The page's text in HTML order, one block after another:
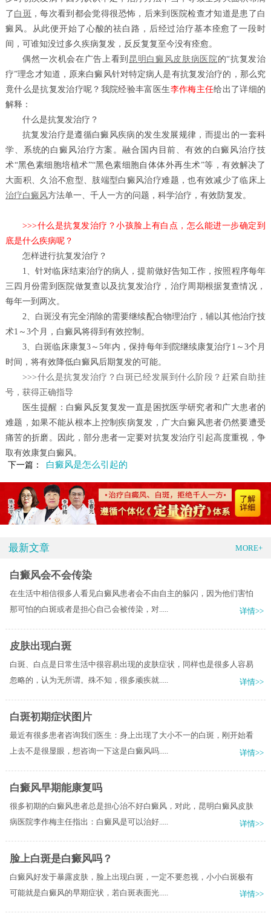
了 白斑 ，每次看到都会觉得很恐怖，后来到医院检查才知道是患了白
癜风。从此便开始了心酸的祛白路，后经过治疗基本痊愈了一段时
间，可谁知没过多久疾病复发，反反复复至今没有痊愈。
偶然一次机会在广告上看到 昆明白癜风皮肤病医院的“抗复发治
疗”理念才知道，原来白癜风针对特定病人是有抗复发治疗的，那么究
竟什么是抗复发治疗呢？我院经验丰富医生李作梅主任给出了详细的
解释：
什么是抗复发治疗？
抗复发治疗是遵循白癜风疾病的发生发展规律，而提出的一套科
学、系统的白癜风治疗方案。融合国内目前、有效的白癜风治疗技
术“黑色素细胞培植术”“黑色素细胞自体体外再生术”等，有效解决了
大面积、久治不愈型、肢端型白癜风治疗难题，也有效减少了临床上
治疗白癜风方法单一、千人一方的问题，科学治疗，有效防复发。
>>>什么是抗复发治疗？小孩脸上有白点，怎么能进一步确定到
底是什么疾病呢？
怎样进行抗复发治疗？
1、针对临床结束治疗的病人，提前做好告知工作，按照程序每年
三四月份需到医院做复查以及抗复发治疗，治疗周期根据复查情况，
每年一到两次。
2、白斑没有完全消除的需要继续配合物理治疗，辅以其他治疗技
术1～3个月，白癜风将得到有效控制。
3、白斑临床康复3～5年内，保持每年到院继续康复治疗1～3个月
时间，将有效降低白癜风后期复发的可能。
>>>什么是抗复发治疗？白斑已经发展到什么阶段？赶紧自助挂
号，获得正确指导
医生提醒： 白癜风反复复发一直是困扰医学研究者和广大患者的
难题，如果不能从根本上控制疾病复发，广大白癜风患者仍然要遭受
痛苦的折磨。因此，部分患者一定要对抗复发治疗引起高度重视，争
取有效康复白癜风。
下一篇：
白癜风是怎么引起的
最新文章 MORE+
白癜风会不会传染
在生活中相信很多人看见白癜风患者会不由自主的躲闪，因为他们害怕
那可怕的白斑或者是担心自己会被传染，对.....
详情>>
皮肤出现白斑
白斑、白点是日常生活中很容易出现的皮肤症状，同样也是很多人容易
忽略的，认为无所谓。殊不知，很多顽疾就.....
详情>>
白斑初期症状图片
最近有很多患者咨询我们医生：身上出现了大小不一的白斑，刚开始看
上去不是很显眼，想咨询一下这是白癜风吗.....
详情>>
白癜风早期能康复吗
很多初期的白癜风患者总是担心治不好白癜风，对此，昆明白癜风皮肤
病医院李作梅主任指出：白癜风是可以治好.....
详情>>
脸上白斑是白癜风吗？
白癜风好发于暴露皮肤，脸上出现白斑，一定不要忽视，小小白斑极有
可能就是白癜风的早期症状，若白斑表面光.....
详情>>